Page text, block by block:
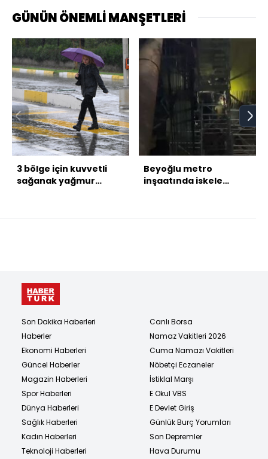
GÜNÜN ÖNEMLİ MANŞETLERİ
3 bölge için kuvvetli
sağanak yağmur
Beyoğlu metro
inşaatında iskele
Son Dakika Haberleri
Haberler
Ekonomi Haberleri
Güncel Haberler
Magazin Haberleri
Spor Haberleri
Dünya Haberleri
Sağlık Haberleri
Kadın Haberleri
Teknoloji Haberleri
Canlı Borsa
Namaz Vakitleri 2026
Cuma Namazı Vakitleri
Nöbetçi Eczaneler
İstiklal Marşı
E Okul VBS
E Devlet Giriş
Günlük Burç Yorumları
Son Depremler
Hava Durumu